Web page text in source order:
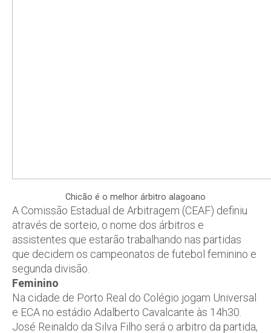
Chicão é o melhor árbitro alagoano
A Comissão Estadual de Arbitragem (CEAF) definiu
através de sorteio, o nome dos árbitros e
assistentes que estarão trabalhando nas partidas
que decidem os campeonatos de futebol feminino e
segunda divisão.
Feminino
Na cidade de Porto Real do Colégio jogam Universal
e ECA no estádio Adalberto Cavalcante às 14h30.
José Reinaldo da Silva Filho será o arbitro da partida,